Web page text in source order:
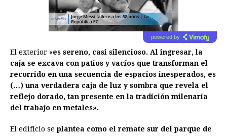
powered by
El exterior «es sereno, casi silencioso. Al ingresar, la
caja se excava con patios y vacíos que transforman el
recorrido en una secuencia de espacios inesperados, es
(…) una verdadera caja de luz y sombra que revela el
reflejo dorado, tan presente en la tradición milenaria
del trabajo en metales».
El edificio se plantea como el remate sur del parque de